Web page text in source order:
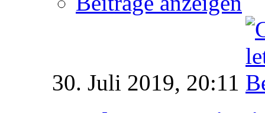
30. Juli 2019, 20:11